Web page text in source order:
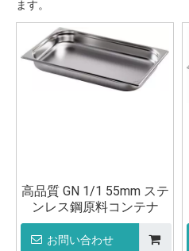
ます。
高品質 GN 1/1 55mm ステ
ンレス鋼原料コンテナ
お問い合わせ